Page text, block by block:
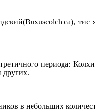
тис
периода:
других.
в небольших